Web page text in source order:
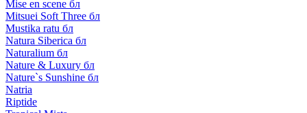
Mise en scene бл
Mitsuei Soft Three бл
Mustika ratu бл
Natura Siberica бл
Naturalium бл
Nature & Luxury бл
Nature`s Sunshine бл
Natria
Riptide